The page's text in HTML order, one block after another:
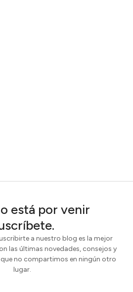
está por venir
a nuestro blog es la mejor
las últimas novedades, consejos y
no compartimos en ningún otro
lugar.